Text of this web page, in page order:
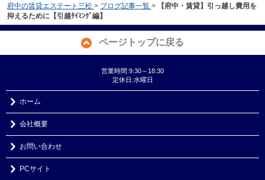
府中の賃貸エステート三松 > ブログ記事一覧 >
【府中・賃貸】引っ越し費用を
抑えるために【引越ﾀｲﾐﾝｸﾞ編】
ページトップに戻る
営業時間:9:30～18:30
定休日:水曜日
ホーム
会社概要
お問い合わせ
PCサイト